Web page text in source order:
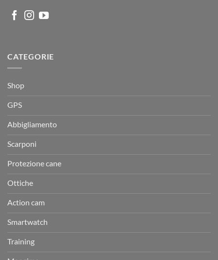
CATEGORIE
Shop
GPS
Abbigliamento
Scarponi
Protezione cane
Ottiche
Action cam
Smartwatch
Training